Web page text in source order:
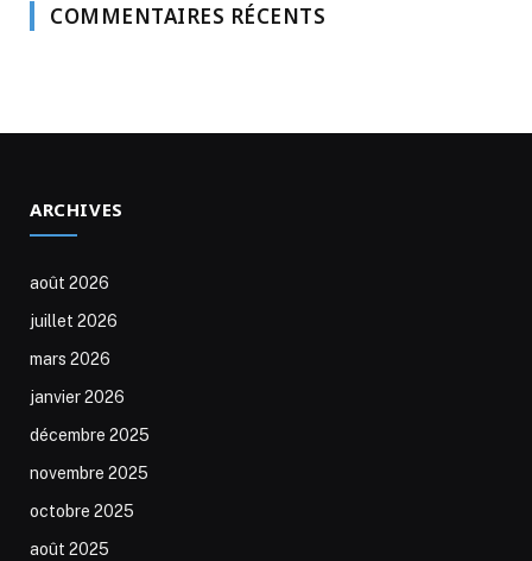
COMMENTAIRES RÉCENTS
ARCHIVES
août 2026
juillet 2026
mars 2026
janvier 2026
décembre 2025
novembre 2025
octobre 2025
août 2025